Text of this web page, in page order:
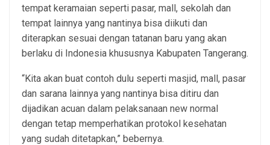
tempat keramaian seperti pasar, mall, sekolah dan
tempat lainnya yang nantinya bisa diikuti dan
diterapkan sesuai dengan tatanan baru yang akan
berlaku di Indonesia khususnya Kabupaten Tangerang.
“Kita akan buat contoh dulu seperti masjid, mall, pasar
dan sarana lainnya yang nantinya bisa ditiru dan
dijadikan acuan dalam pelaksanaan new normal
dengan tetap memperhatikan protokol kesehatan
yang sudah ditetapkan,” bebernya.